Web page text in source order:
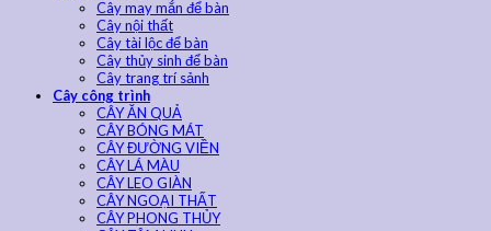
Cây may mắn để bàn
Cây nội thất
Cây tài lộc để bàn
Cây thủy sinh để bàn
Cây trang trí sảnh
Cây công trình
CÂY ĂN QUẢ
CÂY BÓNG MÁT
CÂY ĐƯỜNG VIỀN
CÂY LÁ MÀU
CÂY LEO GIÀN
CÂY NGOẠI THẤT
CÂY PHONG THỦY